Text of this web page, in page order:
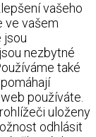
vašeho
ve vašem
jsou
nezbytné
také
používáte.
uloženy
odhlásit